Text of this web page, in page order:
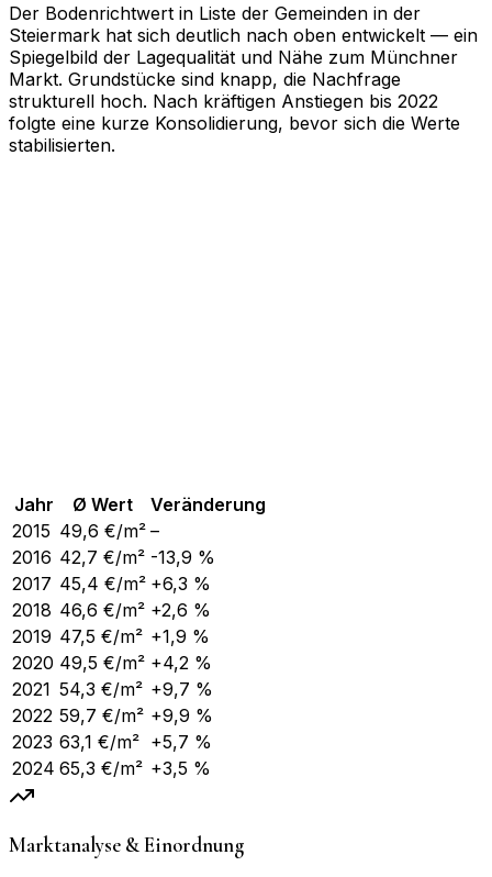
Der Bodenrichtwert in Liste der Gemeinden in der
Steiermark hat sich deutlich nach oben entwickelt — ein
Spiegelbild der Lagequalität und Nähe zum Münchner
Markt. Grundstücke sind knapp, die Nachfrage
strukturell hoch. Nach kräftigen Anstiegen bis 2022
folgte eine kurze Konsolidierung, bevor sich die Werte
stabilisierten.
Jahr Ø Wert
Veränderung
2015 49,6 €/m² –
2016 42,7 €/m² -13,9 %
2017 45,4 €/m² +6,3 %
2018 46,6 €/m² +2,6 %
2019 47,5 €/m² +1,9 %
2020 49,5 €/m² +4,2 %
2021 54,3 €/m² +9,7 %
2022 59,7 €/m² +9,9 %
2023 63,1 €/m² +5,7 %
2024 65,3 €/m² +3,5 %
Marktanalyse & Einordnung